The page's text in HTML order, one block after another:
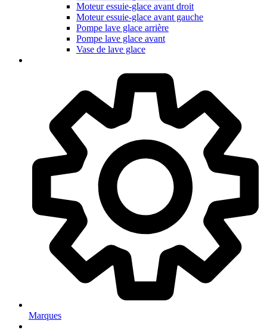
Moteur essuie-glace avant droit
Moteur essuie-glace avant gauche
Pompe lave glace arrière
Pompe lave glace avant
Vase de lave glace
Marques